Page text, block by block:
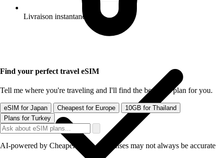
Livraison instantanee
Find your perfect travel eSIM
Tell me where you're traveling and I'll find the best data plan for you.
eSIM for Japan Cheapest for Europe
10GB for Thailand
Plans for Turkey
AI-powered by CheapereSIM - responses may not always be accurate